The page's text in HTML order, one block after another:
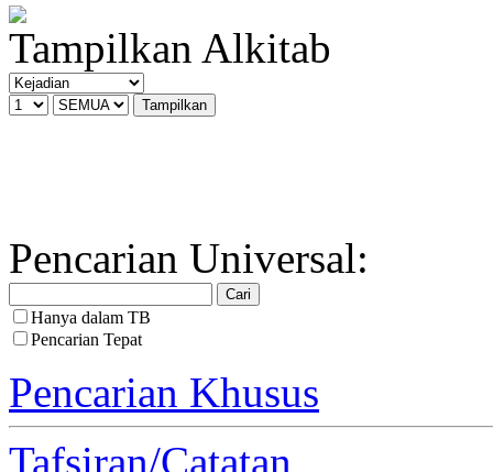
Tampilkan Alkitab
Pencarian Universal:
Hanya dalam TB
Pencarian Tepat
Pencarian Khusus
Tafsiran/Catatan